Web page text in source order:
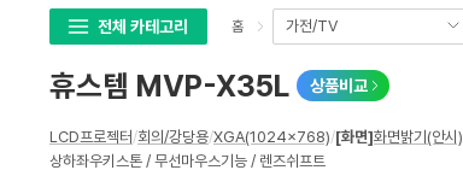
전체 카테고리 홈 가전/TV
휴스템 MVP-X35L 상품비교
상
세
LCD프로젝터 /회의/강당용/XGA(1024x768)/[화면]화면밝기(안시)
상하좌우키스톤 / 무선마우스기능 / 렌즈쉬프트